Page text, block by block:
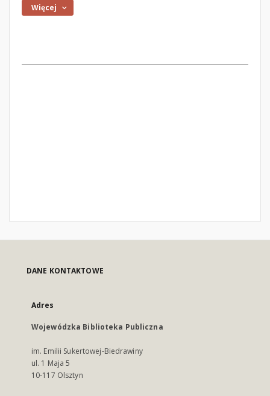
Więcej
DANE KONTAKTOWE
Adres
Wojewódzka Biblioteka Publiczna
im. Emilii Sukertowej-Biedrawiny
ul. 1 Maja 5
10-117 Olsztyn